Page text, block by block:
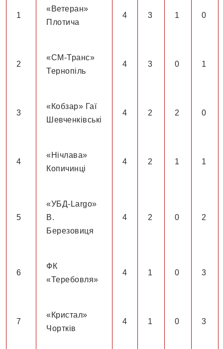
1
«Ветеран»
Плотича
4 3 1 0
2
«СМ-Транс»
Тернопіль
4 3 0 1
3
«Кобзар» Гаї
Шевченківські
4 2 2 0
4
«Нічлава»
Копичинці
4 2 1 1
5
«УБД-Largo»
В.
Березовиця
4 2 0 2
6
ФК
«Теребовля»
4 1 0 3
7
«Кристал»
Чортків
4 1 0 3